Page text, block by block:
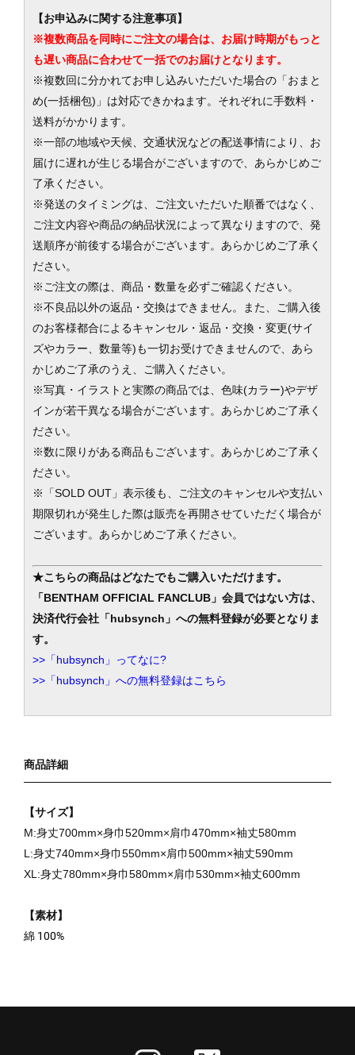
【お申込みに関する注意事項】
※複数商品を同時にご注文の場合は、お届け時期がもっと
も遅い商品に合わせて一括でのお届けとなります。
※複数回に分かれてお申し込みいただいた場合の「おまと
め(一括梱包)」は対応できかねます。それぞれに手数料・
送料がかかります。
※一部の地域や天候、交通状況などの配送事情により、お
届けに遅れが生じる場合がございますので、あらかじめご
了承ください。
※発送のタイミングは、ご注文いただいた順番ではなく、
ご注文内容や商品の納品状況によって異なりますので、発
送順序が前後する場合がございます。あらかじめご了承く
ださい。
※ご注文の際は、商品・数量を必ずご確認ください。
※不良品以外の返品・交換はできません。また、ご購入後
のお客様都合によるキャンセル・返品・交換・変更(サイ
ズやカラー、数量等)も一切お受けできませんので、あら
かじめご了承のうえ、ご購入ください。
※写真・イラストと実際の商品では、色味(カラー)やデザ
インが若干異なる場合がございます。あらかじめご了承く
ださい。
※数に限りがある商品もございます。あらかじめご了承く
ださい。
※「SOLD OUT」表示後も、ご注文のキャンセルや支払い
期限切れが発生した際は販売を再開させていただく場合が
ございます。あらかじめご了承ください。
★こちらの商品はどなたでもご購入いただけます。
「BENTHAM OFFICIAL FANCLUB」会員ではない方は、
決済代行会社「hubsynch」への無料登録が必要となりま
す。
>>「hubsynch」ってなに?
>>「hubsynch」への無料登録はこちら
商品詳細
【サイズ】
M:身丈700mm×身巾520mm×肩巾470mm×袖丈580mm
L:身丈740mm×身巾550mm×肩巾500mm×袖丈590mm
XL:身丈780mm×身巾580mm×肩巾530mm×袖丈600mm
【素材】
綿 100%